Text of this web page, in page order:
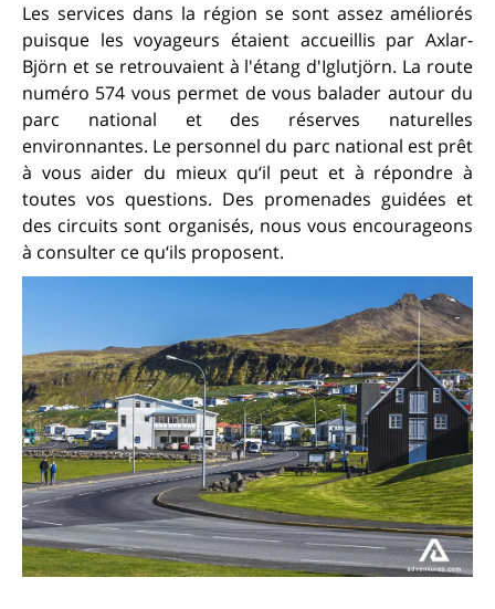
Les services dans la région se sont assez améliorés
puisque les voyageurs étaient accueillis par Axlar-
Björn et se retrouvaient à l'étang d'Iglutjörn. La route
numéro 574 vous permet de vous balader autour du
parc national et des réserves naturelles
environnantes. Le personnel du parc national est prêt
à vous aider du mieux qu‘il peut et à répondre à
toutes vos questions. Des promenades guidées et
des circuits sont organisés, nous vous encourageons
à consulter ce qu‘ils proposent.